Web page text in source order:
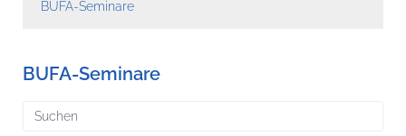
BUFA-Seminare
BUFA-Seminare